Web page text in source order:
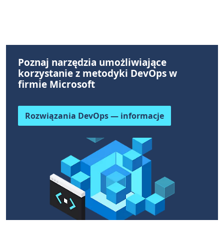
Poznaj narzędzia umożliwiające
korzystanie z metodyki DevOps w
firmie Microsoft
Rozwiązania DevOps — informacje